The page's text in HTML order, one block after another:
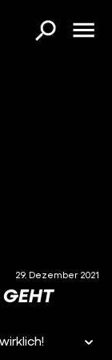
29. Dezember 2021
GEHT